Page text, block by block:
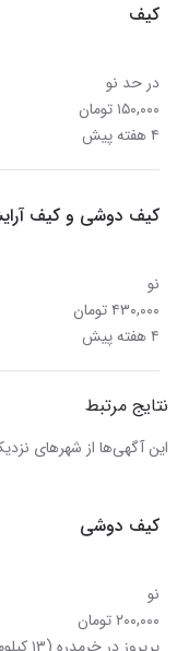
کیف
در حد نو
۱۵۰,۰۰۰ تومان
۴ هفته پیش
کیف دوشی و کیف
نو
۴۳۰,۰۰۰ تومان
۴ هفته پیش
نتایج مرتبط
این آگهی‌ها از شهرهای
کیف دوشی
نو
۲۰۰,۰۰۰ تومان